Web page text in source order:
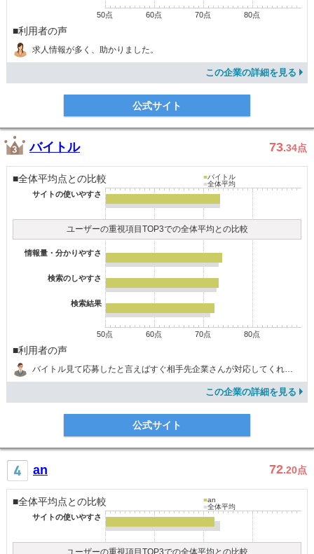
50点 60点 70点 80点
■利用者の声
求人情報が多く、助かりました。
この企業の詳細を見る
公式サイト
バイトル 73.34点
■全体平均点との比較 ■バイトル
■全体平均
サイトの使いやすさ
ユーザーの重視項目TOP3での全体平均との比較
情報量・分かりやすさ
検索のしやすさ
検索結果
50点 60点 70点 80点
■利用者の声
バイトル見て応募したと言えばすぐ相手先企業さんが対応してくれたので、自分でいろいろ準備しなくて助かった。
この企業の詳細を見る
公式サイト
an 72.20点
■全体平均点との比較 ■an
■全体平均
サイトの使いやすさ
ユーザーの重視項目TOP3での全体平均との比較